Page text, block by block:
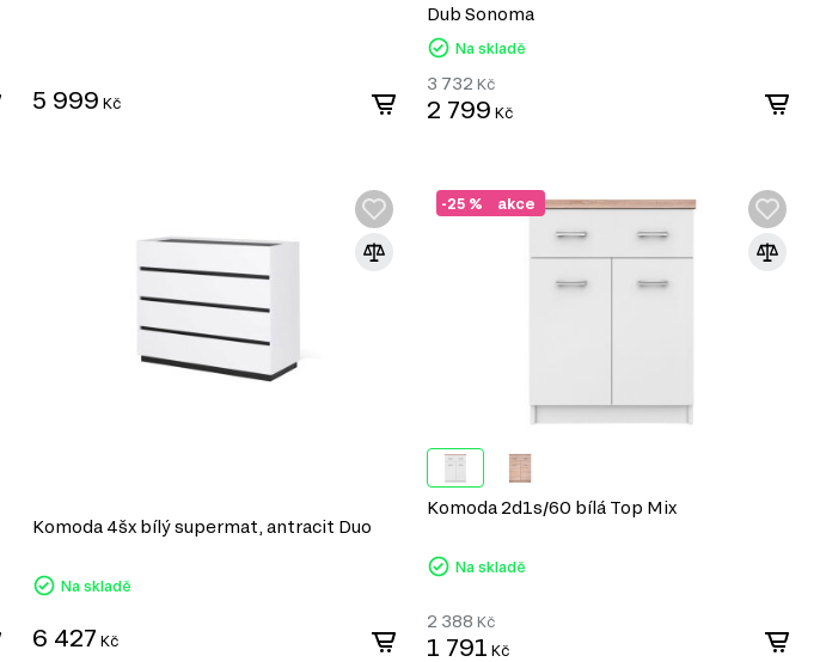
5 999 Kč
Dub Sonoma
Na skladě
3 732 Kč
2 799 Kč
Komoda 4šx bílý supermat, antracit Duo
Na skladě
6 427 Kč
akce
-25 %
Komoda 2d1s/60 bílá Top Mix
Na skladě
2 388 Kč
1 791 Kč